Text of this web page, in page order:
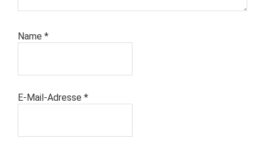
Name *
E-Mail-Adresse *